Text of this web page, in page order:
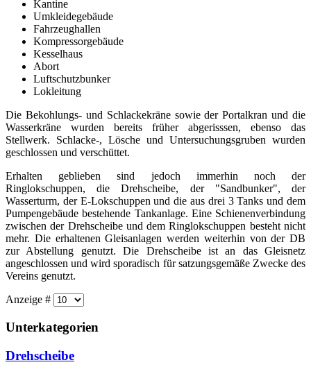
Kantine
Umkleidegebäude
Fahrzeughallen
Kompressorgebäude
Kesselhaus
Abort
Luftschutzbunker
Lokleitung
Die Bekohlungs- und Schlackekräne sowie der Portalkran und die
Wasserkräne wurden bereits früher abgerisssen, ebenso das
Stellwerk. Schlacke-, Lösche und Untersuchungsgruben wurden
geschlossen und verschüttet.
Erhalten geblieben sind jedoch immerhin noch der
Ringlokschuppen, die Drehscheibe, der "Sandbunker", der
Wasserturm, der E-Lokschuppen und die aus drei 3 Tanks und dem
Pumpengebäude bestehende Tankanlage. Eine Schienenverbindung
zwischen der Drehscheibe und dem Ringlokschuppen besteht nicht
mehr. Die erhaltenen Gleisanlagen werden weiterhin von der DB
zur Abstellung genutzt. Die Drehscheibe ist an das Gleisnetz
angeschlossen und wird sporadisch für satzungsgemäße Zwecke des
Vereins genutzt.
Anzeige #
Unterkategorien
Drehscheibe